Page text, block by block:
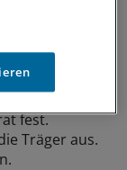
der
pflegerischen
fest.
Träger aus.